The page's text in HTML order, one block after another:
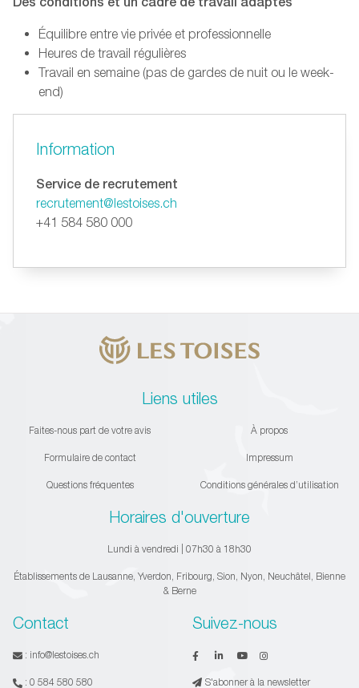
Équilibre entre vie privée et professionnelle
Heures de travail régulières
Travail en semaine (pas de gardes de nuit ou le week-
end)
Information
Service de recrutement
recrutement@lestoises.ch
+41 584 580 000
Liens utiles
Faites-nous part de votre avis
Formulaire de contact
Questions fréquentes
À propos
Impressum
Conditions générales d’utilisation
Horaires d'ouverture
Lundi à vendredi | 07h30 à 18h30
Établissements de Lausanne, Yverdon, Fribourg, Sion, Nyon, Neuchâtel, Bienne
& Berne
Contact
: info@lestoises.ch
: 0 584 580 580
Suivez-nous
S'abonner à la newsletter